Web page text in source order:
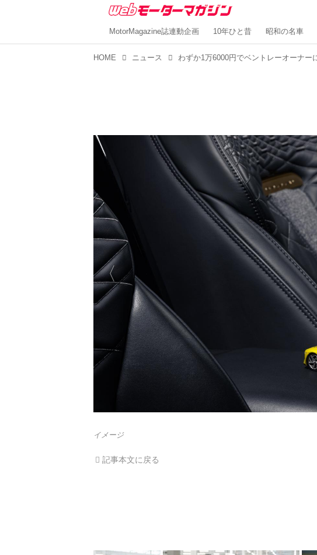
MotorMagazine誌連動企画 10年ひと昔 昭和の名車
HOME ニュース
イメージ
記事本文に戻る